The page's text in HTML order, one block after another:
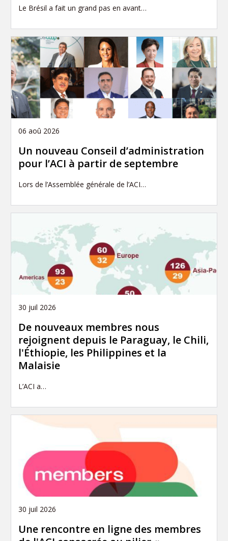
Le Brésil a fait un grand pas en avant…
06 aoû 2026
Un nouveau Conseil d’administration
pour l’ACI à partir de septembre
Lors de l’Assemblée générale de l’ACI…
30 juil 2026
De nouveaux membres nous
rejoignent depuis le Paraguay, le Chili,
l'Éthiopie, les Philippines et la
Malaisie
L’ACI a…
30 juil 2026
Une rencontre en ligne des membres